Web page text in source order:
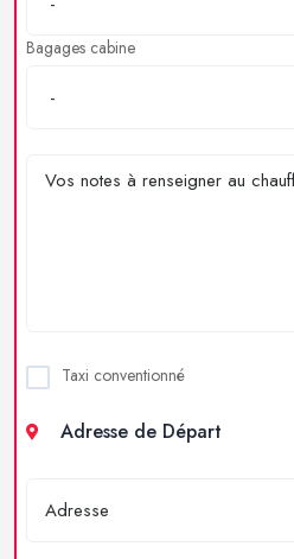
Bagages cabine
Taxi conventionné
Adresse de Départ